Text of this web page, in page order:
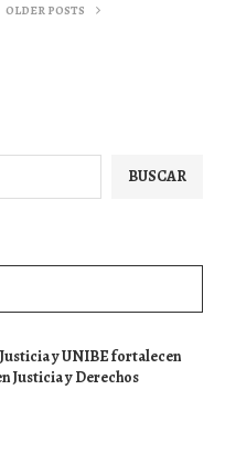
OLDER POSTS
BUSCAR
y UNIBE fortalecen
Justicia y Derechos